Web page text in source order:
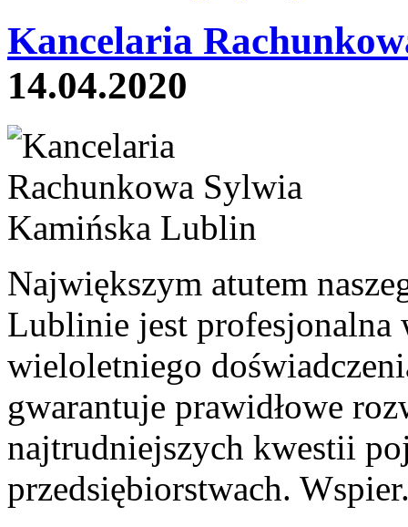
Kancelaria
14.04.2020
Największym atutem
Lublinie jest profesjonalna
wieloletniego
gwarantuje prawidłowe
najtrudniejszych kwestii
przedsiębiorstwach.